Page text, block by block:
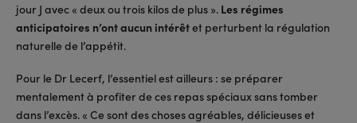
jour J avec « deux ou trois kilos de plus ». Les régimes
anticipatoires n’ont aucun intérêtet perturbent la régulation
naturelle de l’appétit.
Pour le Dr Lecerf, l’essentiel est ailleurs : se préparer
mentalement à profiter de ces repas spéciaux sans tomber
dans l’excès. « Ce sont des choses agréables, délicieuses et